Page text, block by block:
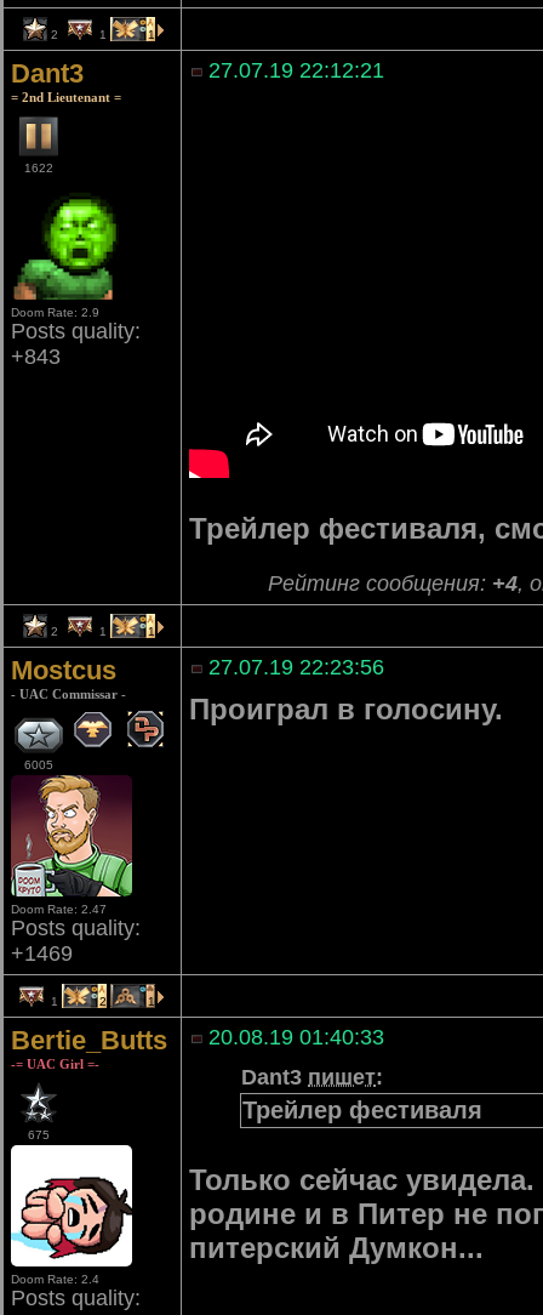
2 1 1
Dant3
= 2nd Lieutenant =
1622
Doom Rate: 2.9
Posts quality:
+843
27.07.19 22:12:21
Трейлер фестиваля,
Рейтинг сообщения: +4,
2 1 1
Mostcus
- UAC Commissar -
6005
Doom Rate: 2.47
Posts quality:
+1469
27.07.19 22:23:56
Проиграл в голосину.
1 2 1
Bertie_Butts
-= UAC Girl =-
675
Doom Rate: 2.4
Posts quality:
20.08.19 01:40:33
Dant3 пишет:
Трейлер фестиваля
Только сейчас
родине и в Питер не
питерский Думкон...